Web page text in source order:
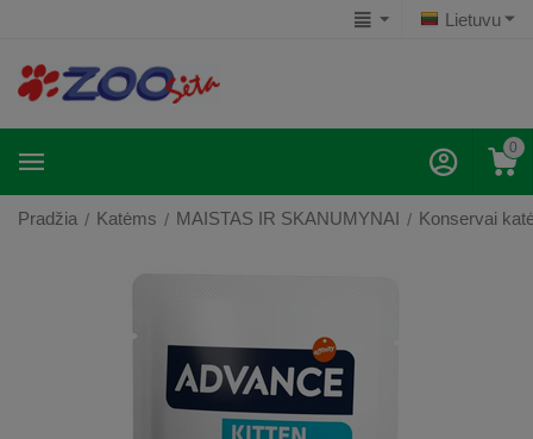
Lietuvu
0
Pradžia / Katėms / MAISTAS IR SKANUMYNAI / Konservai